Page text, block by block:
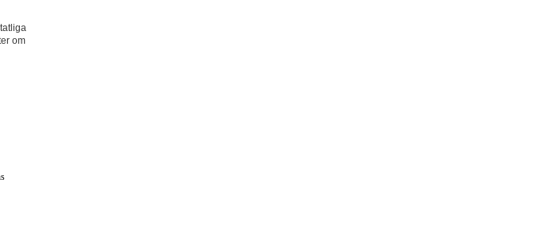
om